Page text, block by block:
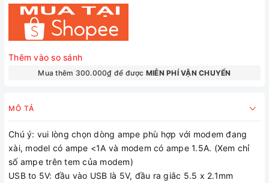
Thêm vào so sánh
Mua thêm 300.000₫ để được MIỄN PHÍ VẬN CHUYỂN
MÔ TẢ
Chú ý: vui lòng chọn dòng ampe phù hợp với modem đang
xài, model có ampe <1A và modem có ampe 1.5A. (Xem chỉ
số ampe trên tem của modem)
USB to 5V: đầu vào USB là 5V, đầu ra giắc 5.5 x 2.1mm